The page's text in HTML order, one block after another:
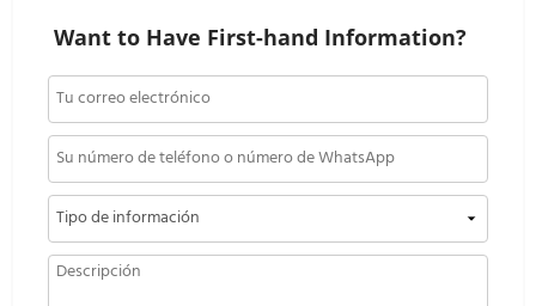
Want to Have First-hand Information?